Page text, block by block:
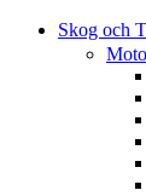
Skog och